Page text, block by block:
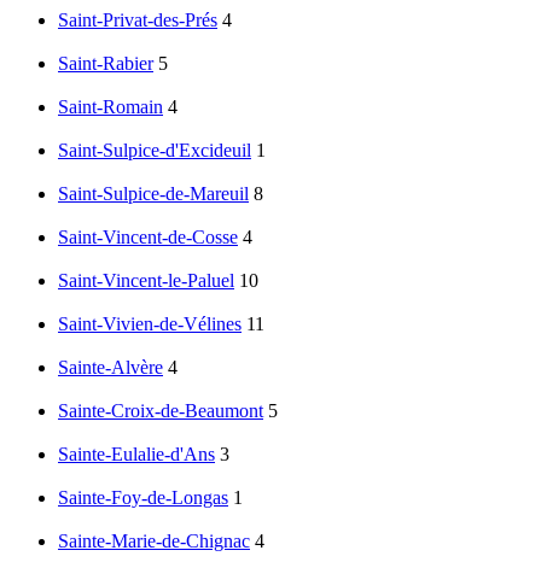
Saint-Privat-des-Prés 4
Saint-Rabier 5
Saint-Romain 4
Saint-Sulpice-d'Excideuil 1
Saint-Sulpice-de-Mareuil 8
Saint-Vincent-de-Cosse 4
Saint-Vincent-le-Paluel 10
Saint-Vivien-de-Vélines 11
Sainte-Alvère 4
Sainte-Croix-de-Beaumont 5
Sainte-Eulalie-d'Ans 3
Sainte-Foy-de-Longas 1
Sainte-Marie-de-Chignac 4